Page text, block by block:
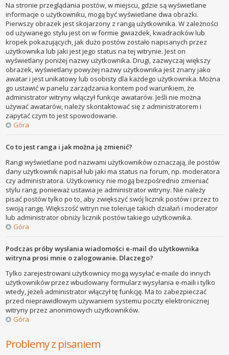
Na stronie przeglądania postów, w miejscu, gdzie są wyświetlane
informacje o użytkowniku, mogą być wyświetlane dwa obrazki.
Pierwszy obrazek jest skojarzony z rangą użytkownika. W zależności
od używanego stylu jest on w formie gwiazdek, kwadracików lub
kropek pokazujących, jak dużo postów zostało napisanych przez
użytkownika lub jaki jest jego status na tej witrynie. Jest on
wyświetlany poniżej nazwy użytkownika. Drugi, zazwyczaj większy
obrazek, wyświetlany powyżej nazwy użytkownika jest znany jako
awatar i jest unikatowy lub osobisty dla każdego użytkownika. Można
go ustawić w panelu zarządzania kontem pod warunkiem, że
administrator witryny włączył funkcje awatarów. Jeśli nie można
używać awatarów, należy skontaktować się z administratorem i
zapytać czym to jest spowodowane.
Góra
Co to jest ranga i jak można ją zmienić?
Rangi wyświetlane pod nazwami użytkowników oznaczają, ile postów
dany użytkownik napisał lub jaki ma status na forum, np. moderatora
czy administratora. Użytkownicy nie mogą bezpośrednio zmieniać
stylu rang, ponieważ ustawia je administrator witryny. Nie należy
pisać postów tylko po to, aby zwiększyć swój licznik postów i przez to
swoją rangę. Większość witryn nie toleruje takich działań i moderator
lub administrator obniży licznik postów takiego użytkownika.
Góra
Podczas próby wysłania wiadomości e-mail do użytkownika
witryna prosi mnie o zalogowanie. Dlaczego?
Tylko zarejestrowani użytkownicy mogą wysyłać e-maile do innych
użytkowników przez wbudowany formularz wysyłania e-maili i tylko
wtedy, jeżeli administrator włączył tę funkcję. Ma to zabezpieczać
przed nieprawidłowym używaniem systemu poczty elektronicznej
witryny przez anonimowych użytkowników.
Góra
Problemy z pisaniem